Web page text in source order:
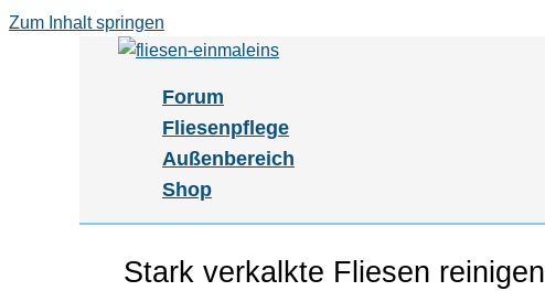
Zum Inhalt springen
Forum
Fliesenpflege
Außenbereich
Shop
Stark verkalkte Fliesen reinigen